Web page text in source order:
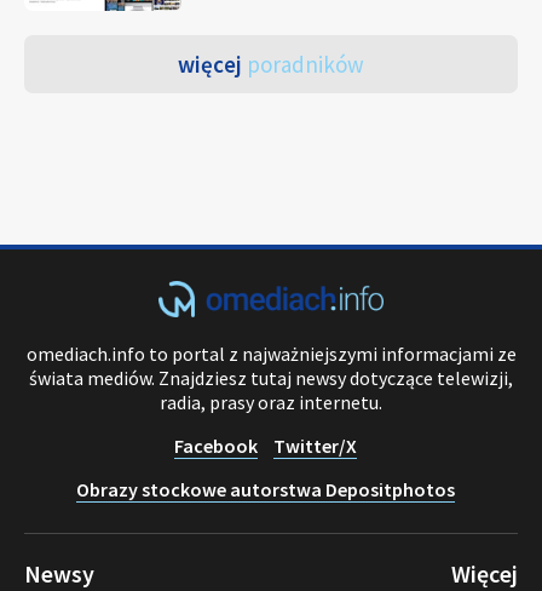
więcej poradników
omediach.info to portal z najważniejszymi informacjami ze
świata mediów. Znajdziesz tutaj newsy dotyczące telewizji,
radia, prasy oraz internetu.
Facebook
Twitter/X
Obrazy stockowe autorstwa Depositphotos
Newsy Więcej